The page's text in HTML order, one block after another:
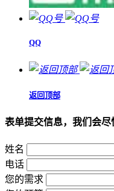
QQ
返回顶部
表单提交信息，我们会尽
姓名
电话
您的需求